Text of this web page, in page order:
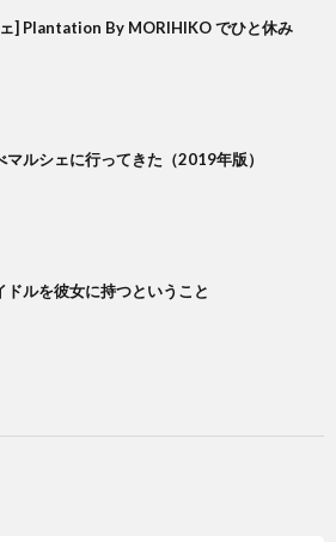
] Plantation By MORIHIKO でひと休み
マルシェに行ってきた（2019年版）
ドルを彼女に持つということ